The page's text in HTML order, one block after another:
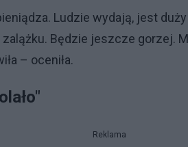
Ludzie wydają, jest
Będzie jeszcze gorzej.
– oceniła.
Reklama